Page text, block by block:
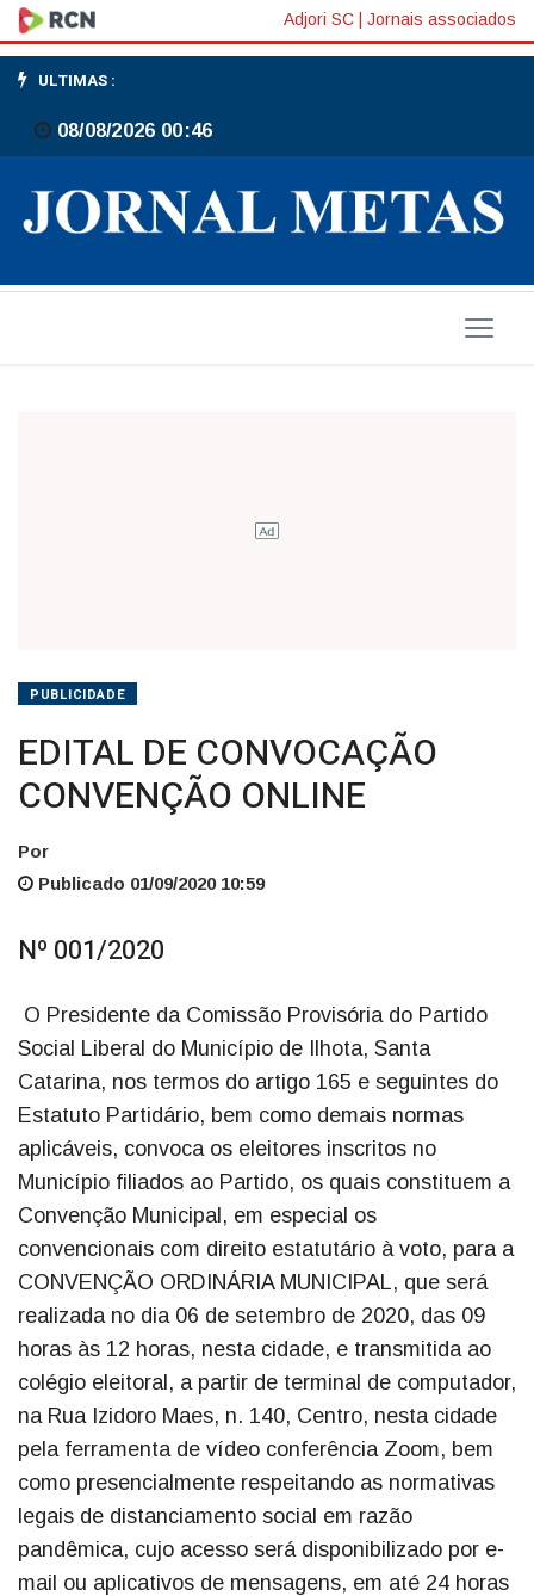
EDITAL
DE
CONVOCAÇÃO
CONVENÇÃO
ONLINE
Adjori SC Jornais associados
ULTIMAS :
08/08/2026 00:46
PUBLICIDADE
EDITAL DE CONVOCAÇÃO
CONVENÇÃO ONLINE
Por
Publicado 01/09/2020 10:59
Nº 001/2020
O Presidente da Comissão Provisória do Partido
Social Liberal do Município de Ilhota, Santa
Catarina, nos termos do artigo 165 e seguintes do
Estatuto Partidário, bem como demais normas
aplicáveis, convoca os eleitores inscritos no
Município filiados ao Partido, os quais constituem a
Convenção Municipal, em especial os
convencionais com direito estatutário à voto, para a
CONVENÇÃO ORDINÁRIA MUNICIPAL, que será
realizada no dia 06 de setembro de 2020, das 09
horas às 12 horas, nesta cidade, e transmitida ao
colégio eleitoral, a partir de terminal de computador,
na Rua Izidoro Maes, n. 140, Centro, nesta cidade
pela ferramenta de vídeo conferência Zoom, bem
como presencialmente respeitando as normativas
legais de distanciamento social em razão
pandêmica, cujo acesso será disponibilizado por e-
mail ou aplicativos de mensagens, em até 24 horas